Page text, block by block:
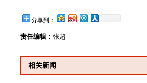
分享到：
责任编辑： 张超
相关新闻